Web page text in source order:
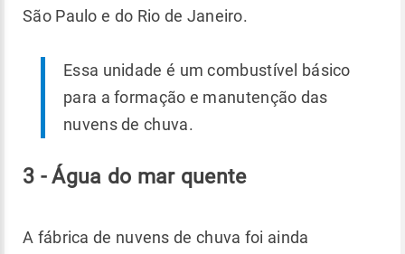
São Paulo e do Rio de Janeiro.
Essa unidade é um combustível básico
para a formação e manutenção das
nuvens de chuva.
3 - Água do mar quente
A fábrica de nuvens de chuva foi ainda